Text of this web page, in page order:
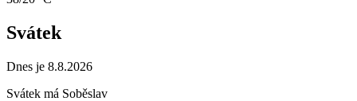
Svátek
Dnes je 8.8.2026
Svátek má Soběslav